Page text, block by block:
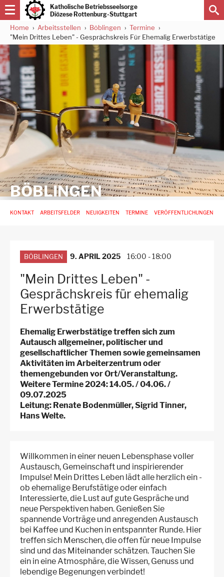
Direkt
zum
Inhalt
Katholische Betriebsseelsorge
Diözese Rottenburg-Stuttgart
Pfadnavigation
Home Arbeitsstellen Böblingen
Termine
"Mein Drittes Leben" - Gesprächskreis Für Ehemalig Erwerbstätige
BÖBLINGEN
Hauptnavigation
KONTAKT ARBEITSFELDER NEUIGKEITEN TERMINE VERÖFFENTLICHUNGEN
BÖBLINGEN 9. APRIL 2025 16:00 -18:00
"Mein Drittes Leben" -
Gesprächskreis für ehemalig
Erwerbstätige
Ehemalig Erwerbstätige treffen sich zum
Autausch allgemeiner, politischer und
gesellschaftlicher Themen sowie gemeinsamen
Aktivitäten im Arbeiterzentrum oder
themengebunden vor Ort/Veranstaltung.
Weitere Termine 2024: 14.05. / 04.06. /
09.07.2025
Leitung: Renate Bodenmüller, Sigrid Tinner,
Hans Welte.
Willkommen in einer neuen Lebensphase voller
Austausch, Gemeinschaft und inspirierender
Impulse! Mein Drittes Leben lädt alle herzlich ein -
ob ehemalige Berufstätige oder einfach
Interessierte, die Lust auf gute Gespräche und
neue Perspektiven haben. Genießen Sie
spannende Vorträge und anregenden Austausch
bei Kaffee und Kuchen in entspannter Runde. Hier
treffen sich Menschen, die offen für neue Impulse
sind und das Miteinander schätzen. Tauchen Sie
ein in eine Atmosphäre, die Wissen, Genuss und
lebendige Begenungen verbindet!